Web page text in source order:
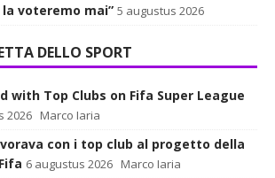
voteremo mai” 5 augustus 2026
DELLO SPORT
with Top Clubs on Fifa Super League
2026 Marco Iaria
con i top club al progetto della
6 augustus 2026 Marco Iaria